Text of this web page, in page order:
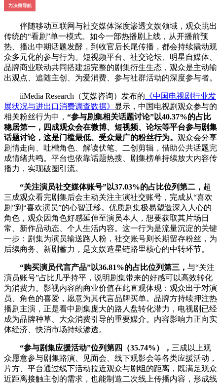
伴随移动互联网与社交媒体深度渗透文娱领域，观众跳出
传统的“看剧”单一模式。如今一部热播剧上线，从开播前预
热、播出中期话题发酵，到收官后长尾传播，都会持续撬动观
众多元化的参与行为。短视频平台、社交论坛、明星自媒体、
品牌商业联动共同搭建起完整的剧集衍生生态，观众是主动输
出观点、追随主创、为爱消费、参与社群活动的深度参与者。
iiMedia Research（艾媒咨询）发布的 《中国电视剧行业发
展状况与进出口消费调查数据》
显示，中国电视剧观众参与的
相关粉丝行为中， “参与剧集相关话题讨论”以40.37%的占比
稳居第一，四成观众会在微博、短视频、论坛等平台参与剧集
话题讨论，这是门槛最低、受众最广的粉丝行为。 观众会分享
剧情走向、吐槽角色、解读伏笔、二创剪辑，借助公共话题完
成情绪共鸣。平台也依靠话题热搜、剧集榜单持续放大内容传
播力，实现破圈引流。
“关注演员社交媒体账号”以37.03%的占比位列第二， 超
三成观众看完剧集后会主动关注主演社交账号，完成从“喜欢
剧”到“喜欢演员”的心智迁移。优质剧集极易塑造深入人心的
角色，观众因角色好感延伸至演员本人，想要获取其片场日
常、新作品动态、个人生活内容。这一行为是流量沉淀的关键
一步：剧集为演员输送路人粉，社交账号则长期留存粉丝，为
后续商务、新剧蓄力，是文娱造星链路里核心的中转环节。
“购买演员代言产品”以36.81%的占比位列第三， 与“关注
演员账号”占比几乎持平，说明剧集带来的好感可以高效转化
为消费力。影视内容的商业价值在此直观体现：观众出于对演
员、角色的喜爱，愿意为其代言品牌买单。品牌方持续押注热
播剧主演，正是看中剧集庞大的路人盘转化潜力，电视剧已经
成为品牌种草、大众消费引导的重要媒介。内容影响力正向实
体经济、快消市场持续渗透。
“参与剧集应援活动”位列第四（35.74%）， 三成以上观
众愿意参与剧集路演、见面会、线下观影会等各类应援活动，
片方、平台通过线下活动拉近观众与剧组的距离，既满足观众
近距离接触主创的需求，也能制造二次线上传播内容，形成线